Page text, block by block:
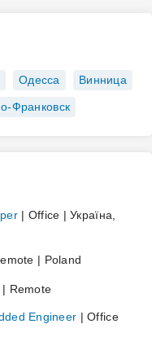
Одесса Винница
Франковск
| Office | Україна,
| Poland
| Remote
Engineer | Office